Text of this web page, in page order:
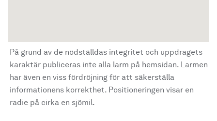
På grund av de nödställdas integritet och uppdragets
karaktär publiceras inte alla larm på hemsidan. Larmen
har även en viss fördröjning för att säkerställa
informationens korrekthet. Positioneringen visar en
radie på cirka en sjömil.